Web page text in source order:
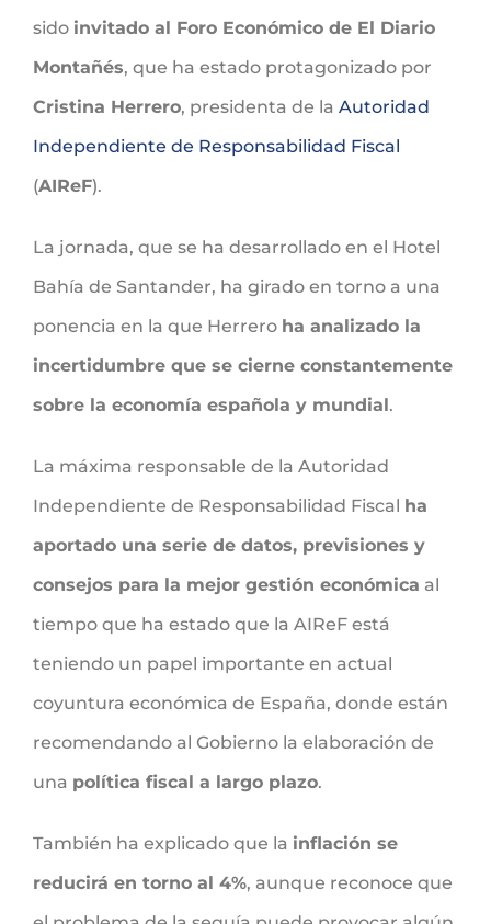
sido invitado al Foro Económico de El Diario
Montañés, que ha estado protagonizado por
Cristina Herrero, presidenta de la Autoridad
Independiente de Responsabilidad Fiscal
(AIReF).
La jornada, que se ha desarrollado en el Hotel
Bahía de Santander, ha girado en torno a una
ponencia en la que Herrero ha analizado la
incertidumbre que se cierne constantemente
sobre la economía española y mundial.
La máxima responsable de la Autoridad
Independiente de Responsabilidad Fiscal ha
aportado una serie de datos, previsiones y
consejos para la mejor gestión económica al
tiempo que ha estado que la AIReF está
teniendo un papel importante en actual
coyuntura económica de España, donde están
recomendando al Gobierno la elaboración de
una política fiscal a largo plazo.
También ha explicado que la inflación se
reducirá en torno al 4%, aunque reconoce que